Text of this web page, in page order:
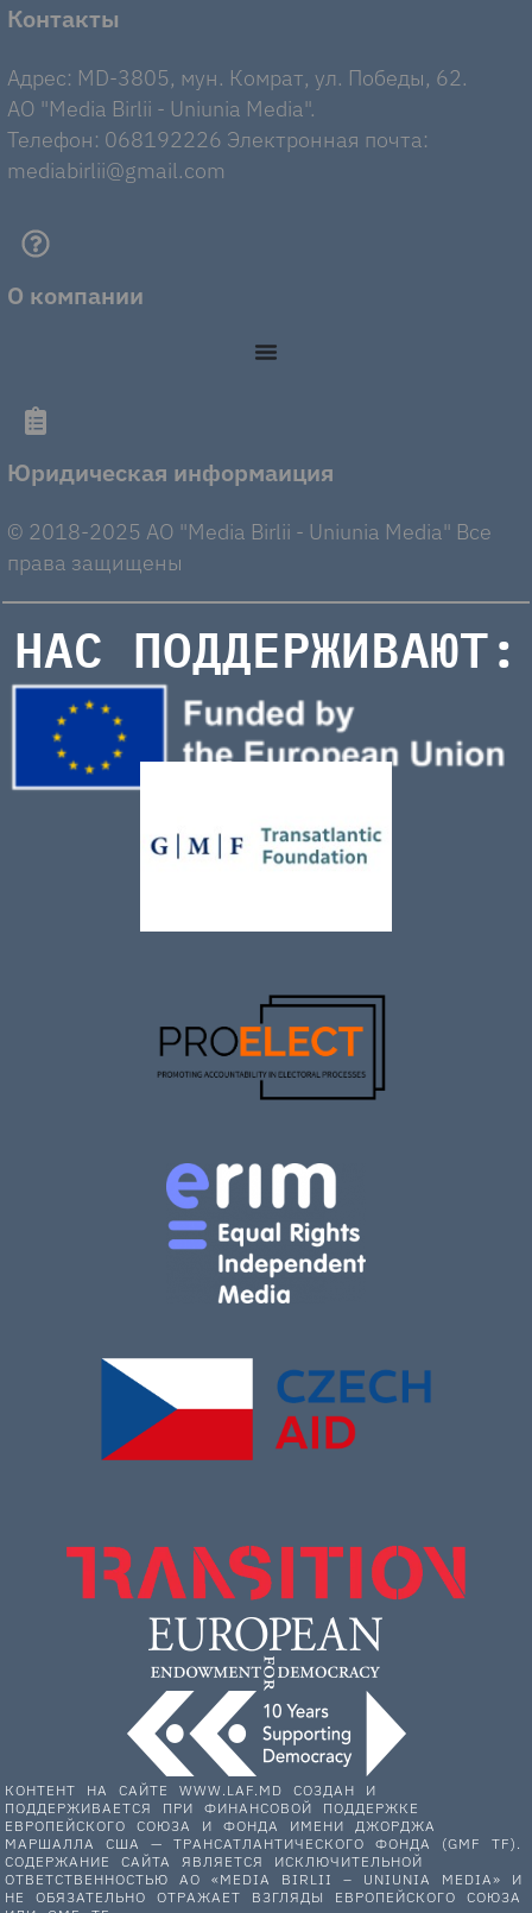
Контакты
Адрес: MD-3805, мун. Комрат, ул. Победы, 62.
AO "Media Birlii - Uniunia Media".
Телефон: 068192226 Электронная почта:
mediabirlii@gmail.com
О компании
Юридическая информаиция
© 2018-2025 AO "Media Birlii - Uniunia Media" Все
права защищены
НАС ПОДДЕРЖИВАЮТ:
КОНТЕНТ НА САЙТЕ WWW.LAF.MD СОЗДАН И
ПОДДЕРЖИВАЕТСЯ ПРИ ФИНАНСОВОЙ ПОДДЕРЖКЕ
ЕВРОПЕЙСКОГО СОЮЗА И ФОНДА ИМЕНИ ДЖОРДЖА
МАРШАЛЛА США — ТРАНСАТЛАНТИЧЕСКОГО ФОНДА (GMF TF).
СОДЕРЖАНИЕ САЙТА ЯВЛЯЕТСЯ ИСКЛЮЧИТЕЛЬНОЙ
ОТВЕТСТВЕННОСТЬЮ АО «MEDIA BIRLII – UNIUNIA MEDIA» И
НЕ ОБЯЗАТЕЛЬНО ОТРАЖАЕТ ВЗГЛЯДЫ ЕВРОПЕЙСКОГО СОЮЗА